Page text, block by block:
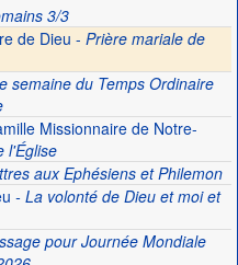
3/3
de Dieu - Prière mariale de
semaine du Temps Ordinaire
Missionnaire de Notre-
l'Église
aux Ephésiens et Philemon
- La volonté de Dieu et moi et
pour Journée Mondiale